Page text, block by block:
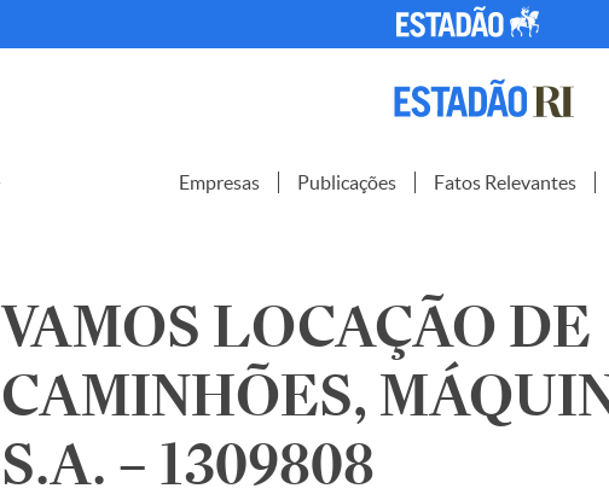
Empresas Publicações Fatos Relevantes
VAMOS LOCAÇÃO DE
CAMINHÕES,
S.A. – 1309808